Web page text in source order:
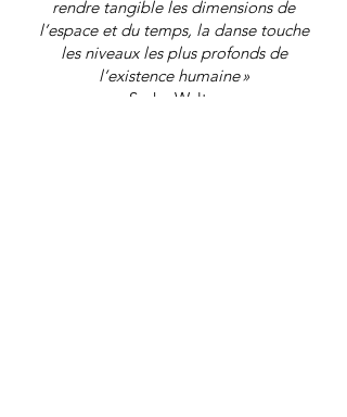
rendre tangible les dimensions de
l’espace et du temps, la danse touche
les niveaux les plus profonds de
l’existence humaine »
Sasha Waltz